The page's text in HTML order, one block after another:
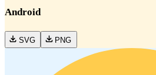
Android
SVG PNG